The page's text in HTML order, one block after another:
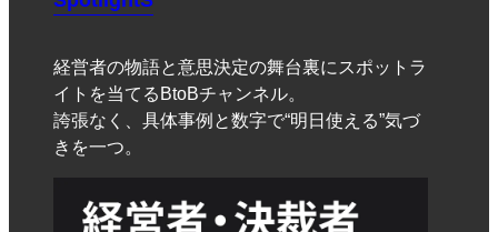
経営者の物語と意思決定の舞台裏にスポットラ
イトを当てるBtoBチャンネル。
誇張なく、具体事例と数字で“明日使える”気づ
きを一つ。